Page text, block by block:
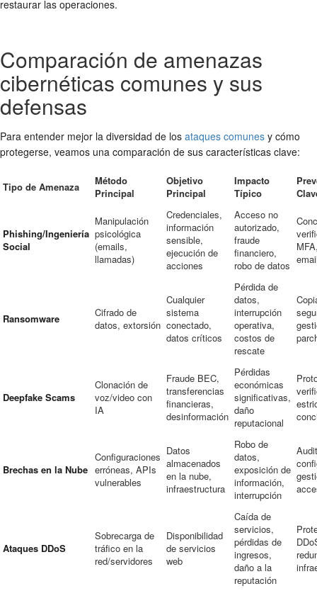
restaurar las operaciones.
Comparación de amenazas
cibernéticas comunes y sus
defensas
Para entender mejor la diversidad de los ataques comunes y cómo
protegerse, veamos una comparación de sus características clave:
Tipo de Amenaza
Método
Principal
Objetivo
Principal
Impacto
Típico
Phishing/Ingeniería
Social
Manipulación
psicológica
(emails,
llamadas)
Credenciales,
información
sensible,
ejecución de
acciones
Acceso no
autorizado,
fraude
financiero,
robo de datos
Ransomware
Cifrado de
datos, extorsión
Cualquier
sistema
conectado,
datos críticos
Pérdida de
datos,
interrupción
operativa,
costos de
rescate
Deepfake Scams
Clonación de
voz/video con
IA
Fraude BEC,
transferencias
financieras,
desinformación
Pérdidas
económicas
significativas,
daño
reputacional
Brechas en la Nube
Configuraciones
erróneas, APIs
vulnerables
Datos
almacenados
en la nube,
infraestructura
Robo de
datos,
exposición de
información,
interrupción
Ataques DDoS
Sobrecarga de
tráfico en la
red/servidores
Disponibilidad
de servicios
web
Caída de
servicios,
pérdidas de
ingresos,
daño a la
reputación